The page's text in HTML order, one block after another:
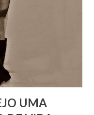
UMA